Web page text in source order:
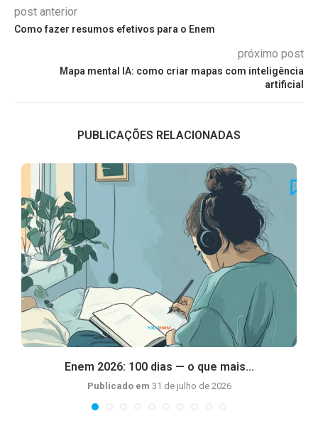
post anterior
Como fazer resumos efetivos para o Enem
próximo post
Mapa mental IA: como criar mapas com inteligência
artificial
PUBLICAÇÕES RELACIONADAS
Enem 2026: 100 dias — o que mais...
Publicado em 31 de julho de 2026